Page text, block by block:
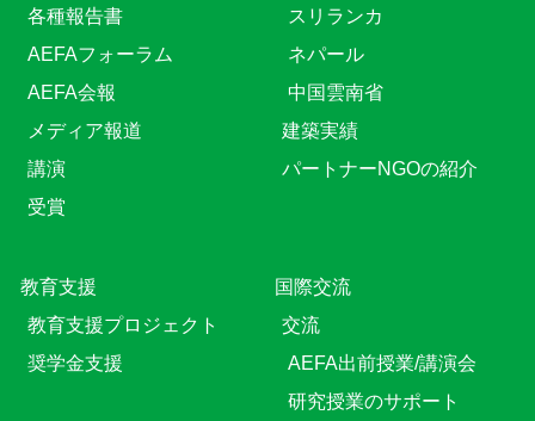
各種報告書
AEFAフォーラム
AEFA会報
メディア報道
講演
受賞
スリランカ
ネパール
中国雲南省
建築実績
パートナーNGOの紹介
教育⽀援
教育⽀援プロジェクト
奨学金支援
国際交流
交流
AEFA出前授業/講演会
研究授業のサポート